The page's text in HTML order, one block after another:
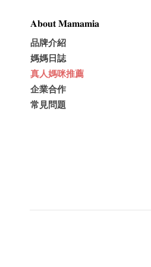
𝐀𝐛𝐨𝐮𝐭 𝐌𝐚𝐦𝐚𝐦𝐢𝐚
品牌介紹
媽媽日誌
真人媽咪推薦
企業合作
常見問題